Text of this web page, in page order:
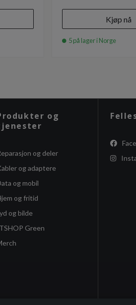
Kjøp nå
5 på lager i Norge
og
og deler
og adaptere
og mobil
og fritid
og bilde
Green